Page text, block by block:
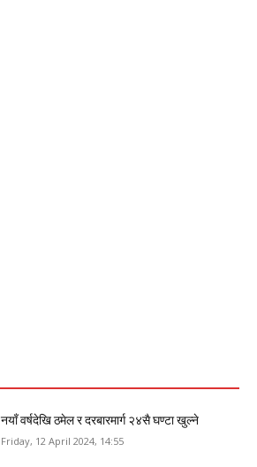
नयाँ वर्षदेखि ठमेल र दरबारमार्ग २४सै घण्टा खुल्ने
Friday, 12 April 2024, 14:55